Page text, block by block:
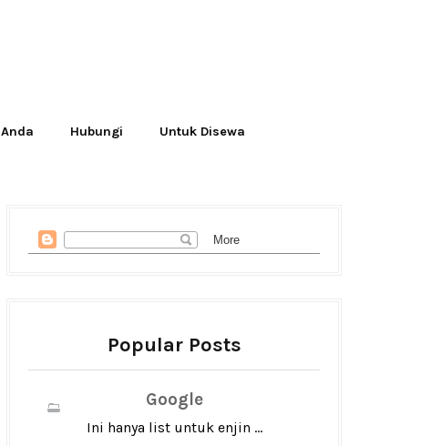
Hubungi Untuk Disewa
Popular Posts
Google
Ini hanya list untuk enjin ...